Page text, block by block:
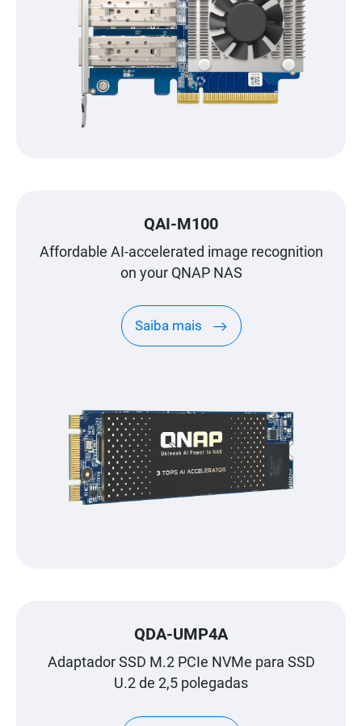
QAI-M100
Affordable AI-accelerated image recognition
on your QNAP NAS
Saiba mais
QDA-UMP4A
Adaptador SSD M.2 PCIe NVMe para SSD
U.2 de 2,5 polegadas